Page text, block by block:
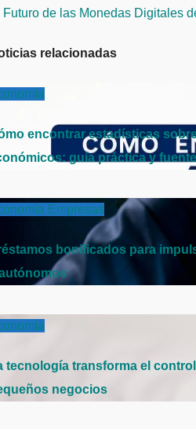
Futuro de las Monedas Digitales
relacionadas
encontrar estadísticas
guía práctica y
Empresas
bonificados para
tecnología transforma el
negocios